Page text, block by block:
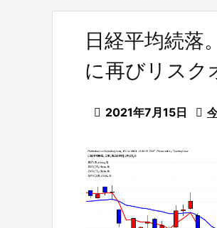
日経平均続落
に再びリスク
 2021年7月15日 